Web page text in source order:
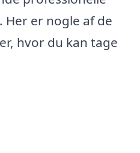
er nogle af de
hvor du kan tage